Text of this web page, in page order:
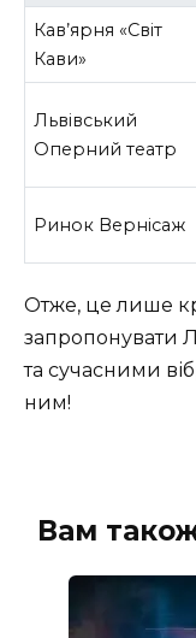
Кав’ярня «Світ
Кави»
Львівський
Оперний театр
Ринок Вернісаж
Отже, це лише
запропонувати
та сучасними
ним!
Вам